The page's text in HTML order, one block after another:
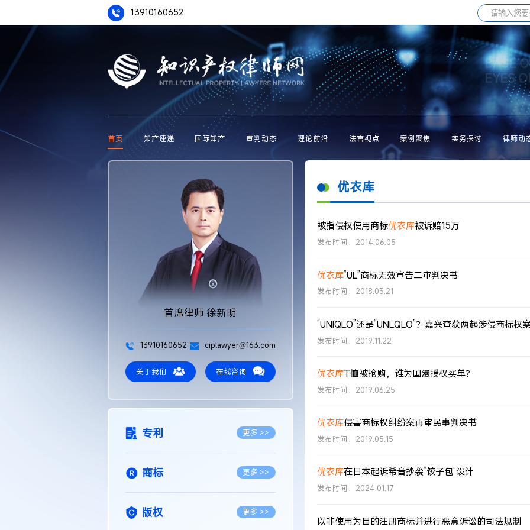
13910160652
BASE
EYES
首页 知产速递 国际知产 审判动态 理论前沿 法官视点 案例聚焦 实务探讨 律师动
首席律师 徐新明
13910160652 ciplawyer@163.com
关于我们 在线咨询
专利 更多 >>
商标 更多 >>
版权 更多 >>
优衣库
被指侵权使用商标优衣库被诉赔15万
发布时间：2014.06.05
优衣库“UL”商标无效宣告二审判决书
发布时间：2018.03.21
“UNIQLO”还是“UNLQLO”？嘉兴查获两起涉侵商标权
发布时间：2019.11.22
优衣库T恤被抢购，谁为国漫授权买单？
发布时间：2019.06.25
优衣库侵害商标权纠纷案再审民事判决书
发布时间：2019.05.15
优衣库在日本起诉希音抄袭“饺子包”设计
发布时间：2024.01.17
以非使用为目的注册商标并进行恶意诉讼的司法规制